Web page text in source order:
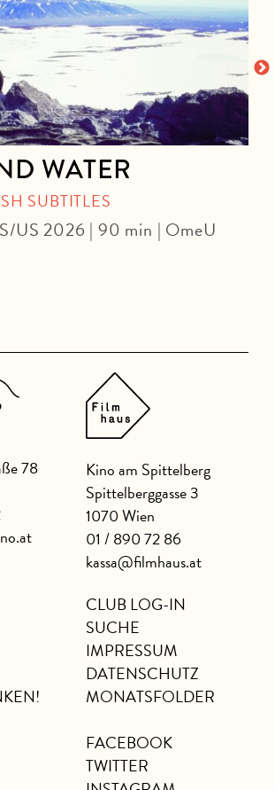
WATER
SUBTITLES
US 2026 | 90 min | OmeU
78
Kino am Spittelberg
Spittelberggasse 3
1070 Wien
01 / 890 72 86
kassa@filmhaus.at
CLUB LOG-IN
SUCHE
IMPRESSUM
DATENSCHUTZ
MONATSFOLDER
FACEBOOK
TWITTER